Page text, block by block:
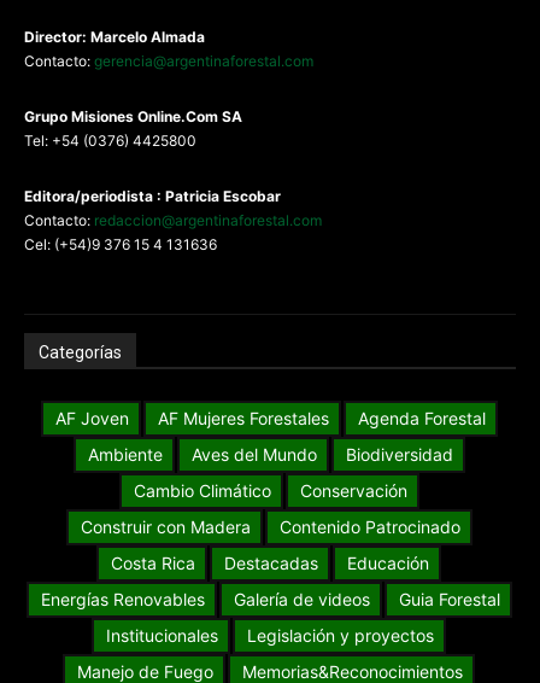
Director: Marcelo Almada
Contacto: gerencia@argentinaforestal.com
Grupo Misiones Online.Com SA
Tel: +54 (0376) 4425800
Editora/periodista : Patricia Escobar
Contacto: redaccion@argentinaforestal.com
Cel: (+54)9 376 15 4 131636
Categorías
AF Joven AF Mujeres Forestales
Agenda Forestal
Ambiente
Aves del Mundo
Biodiversidad
Cambio Climático
Conservación
Construir con Madera
Contenido Patrocinado
Costa Rica
Destacadas
Educación
Energías Renovables
Galería de videos
Guia Forestal
Institucionales
Legislación y proyectos
Manejo de Fuego
Memorias&Reconocimientos